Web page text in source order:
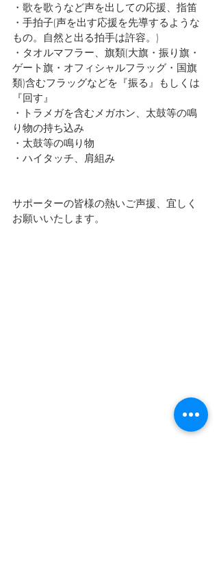
・歌を歌うなど声を出しての応援、指笛
・手拍子(声を出す応援を先導するような
もの。自然と出る拍手は許容。)
・タオルマフラー、旗類(大旗・振り旗・
ゲート旗・オフィシャルフラッグ・国旗
類)含むフラッグなどを『振る』もしくは
『回す』
・トラメガを含むメガホン、太鼓等の鳴
り物の持ち込み
・太鼓等の鳴り物
・ハイタッチ、肩組み
サポーターの皆様の熱いご声援、宜しく
お願いいたします。